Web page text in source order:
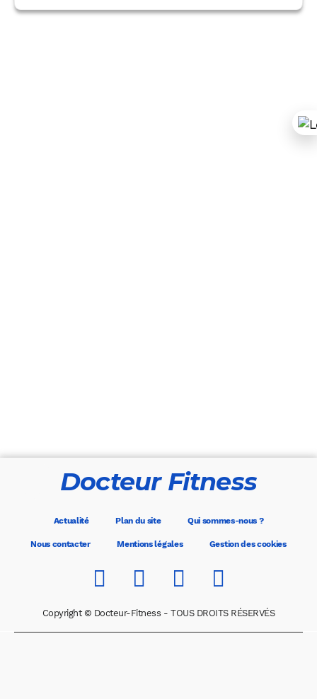
Docteur Fitness
Actualité Plan du site Qui sommes-nous ?
Nous contacter Mentions légales Gestion des cookies
Copyright © Docteur-Fitness - TOUS DROITS RÉSERVÉS